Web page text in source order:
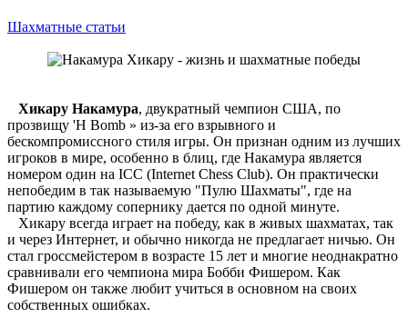
Шахматные статьи
Хикару Накамура, двукратный чемпион США, по
прозвищу 'H Bomb » из-за его взрывного и
бескомпромиссного стиля игры. Он признан одним из лучших
игроков в мире, особенно в блиц, где Накамура является
номером один на ICC (Internet Chess Club). Он практически
непобедим в так называемую "Пулю Шахматы", где на
партию каждому сопернику дается по одной минуте.
Хикару всегда играет на победу, как в живых шахматах, так
и через Интернет, и обычно никогда не предлагает ничью. Он
стал гроссмейстером в возрасте 15 лет и многие неоднакратно
сравнивали его чемпиона мира Бобби Фишером. Как
Фишером он также любит учиться в основном на своих
собственных ошибках.